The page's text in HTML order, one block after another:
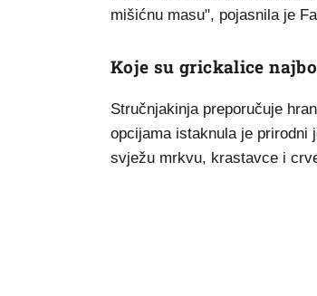
mišićnu masu", pojasnila je
Koje su grickalice
Stručnjakinja preporučuje
opcijama istaknula je prirodni
svježu mrkvu, krastavce i